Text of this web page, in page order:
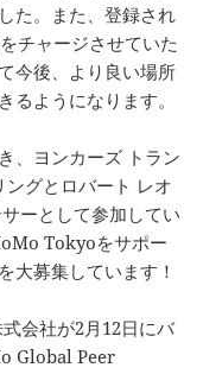
た。また、登録され
チャージさせていた
今後、より良い場所
るようになります。
、ヨンカーズ トラン
グとロバート レオ
ーとして参加してい
Tokyoをサポー
大募集しています！
会社が2月12日にバ
Global Peer